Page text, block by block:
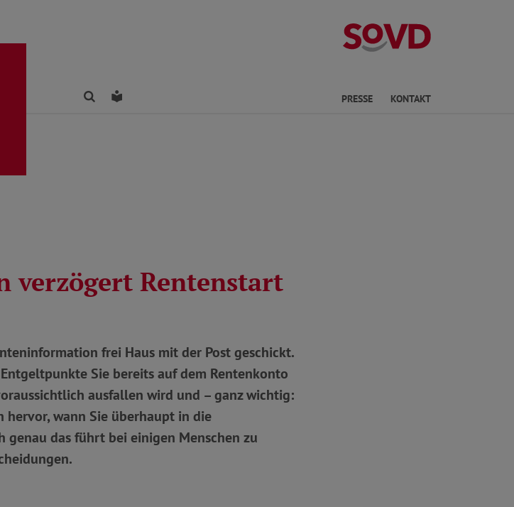
Kreisverband
FindenLeichte Sprache PRESSE KONTAKT
verzögert Rentenstart
frei Haus mit der Post geschickt.
Sie bereits auf dem Rentenkonto
ausfallen wird und – ganz wichtig:
wann Sie überhaupt in die
genau das führt bei einigen Menschen zu